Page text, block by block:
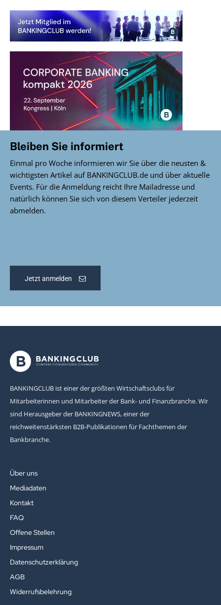
Bleiben Sie informiert
Einmal pro Woche informieren wir Sie über die neusten &
wichtigsten Artikel auf BANKINGCLUB.de und über aktuelle
Events. Für die Anmeldung reicht Ihre Mailadresse und
natürlich können Sie sich von diesem Verteiler jederzeit
abmelden.
Jetzt anmelden
BANKINGCLUB ist einer der größten Wirtschaftsclubs für
Mitarbeiterinnen und Mitarbeiter der Bank- und Finanzbranche. Wir
sind Herausgeber der BANKINGNEWS, einer der
reichweitenstärksten B2B-Publikationen für Fachthemen der
Bankbranche.
Über uns
Mediadaten
Kontakt
FAQ
Offene Stellen
Impressum
Datenschutzerklärung
AGB
Widerrufsbelehrung